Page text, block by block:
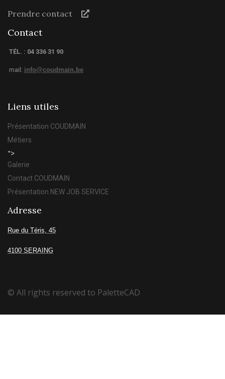
Prendre contact
Contact
TÉL. : 04 336 31 90
mail: info@coudmain.be
Liens utiles
Présentation COUDMAIN
Métiers
">
Galerie
Contact COUDMAIN
Présentation NEW JOB SERVICE
Adresse
Rue du Téris, 45
4100 SERAING
© All rights reserved to PaletteCAD